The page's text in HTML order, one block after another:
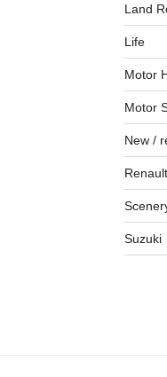
Land
Life
Motor
Motor
New /
Renault
Suzuki